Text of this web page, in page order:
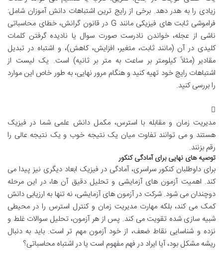
زیادی را به هدر دهد. برخی از رایج ترین اشتباهات دانش آموزان شامل:
فراموشی ثابت های فیزیکی مانند G در قانون گرانش، خطای محاسباتی
ناشی از عجله، خواندن نادرست صورت سوال یا نادیده گرفتن کلمات
کلیدی در آن (مانند ثابت، متغیر، افزایش، کاهش)، و اشتباه در تبدیل
مقادیر (مثلاً کیلومتر بر ساعت به متر بر ثانیه) است. یک لیست از
اشتباهات رایج خود تهیه کنید و هنگام مرور نهایی، به طور خاص این موارد
را بررسی کنید.
مدیریت زمان و مقابله با استرس، مکمل دانش علمی شما در فیزیک
هستند و می توانند تفاوت میان یک نتیجه خوب و یک نتیجه عالی را
رقم بزنند.
توصیه های نهایی برای آمادگی کنکور
برای داوطلبان کنکور سراسری، آمادگی در فیزیک ابعاد دیگری نیز پیدا می
کند. اهمیت آزمون های آزمایشی و تحلیل دقیق آن ها، در این مرحله
دوچندان می شود. شرکت در آزمون های آزمایشی، نه تنها به ارزیابی دانش
کمک می کند، بلکه مهارت مدیریت زمان و کنترل استرس را در محیطی
شبیه سازی شده تقویت می کند. پس از هر آزمون، تحلیل سوالات غلط و
نزده و شناسایی نقاط ضعف، از خود آزمون مهم تر است. باید به دنبال
ریشه مشکل بود، آیا ایراد در فهم مفهوم است یا در اشتباه محاسباتی؟